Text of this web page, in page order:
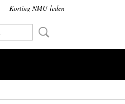
Korting NMU-leden